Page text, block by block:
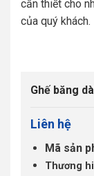
cần thiết cho
của quý khách.
Ghế băng
Liên hệ
Mã sản
Thương